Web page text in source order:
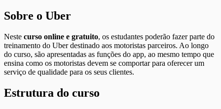
Sobre o Uber
Neste curso online e gratuito, os estudantes poderão fazer parte do
treinamento do Uber destinado aos motoristas parceiros. Ao longo
do curso, são apresentadas as funções do app, ao mesmo tempo que
ensina como os motoristas devem se comportar para oferecer um
serviço de qualidade para os seus clientes.
Estrutura do curso